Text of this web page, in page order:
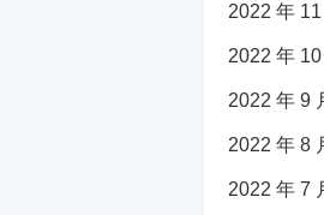
2022 年 11
2022 年 10
2022 年 9
2022 年 8
2022 年 7